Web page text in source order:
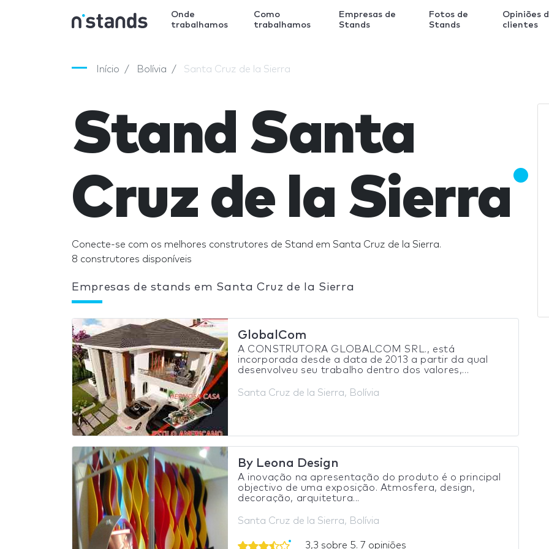
Onde
trabalhamos
Como
trabalhamos
Empresas de
Stands
Fotos de
Stands
Opiniões
clientes
Início Bolívia Santa Cruz de la Sierra
Stand Santa
Cruz de la Sierra
Conecte-se com os melhores construtores de Stand em Santa Cruz de la Sierra.
8 construtores disponíveis
Empresas de stands em Santa Cruz de la Sierra
GlobalCom
A CONSTRUTORA GLOBALCOM SRL., está
incorporada desde a data de 2013 a partir da qual
desenvolveu seu trabalho dentro dos valores,...
Santa Cruz de la Sierra, Bolívia
By Leona Design
A inovação na apresentação do produto é o principal
objectivo de uma exposição. Atmosfera, design,
decoração, arquitetura...
Santa Cruz de la Sierra, Bolívia
3,3 sobre 5. 7 opiniões